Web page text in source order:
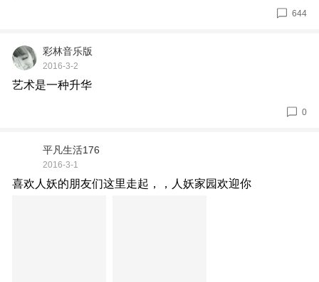
644
彩林音乐版
2016-3-2
艺术是一种升华
0
平凡生活176
2016-3-1
喜欢人妖的朋友们这里走起，，人妖家园欢迎你